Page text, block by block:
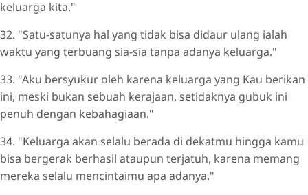
keluarga kita."
32. "Satu-satunya hal yang tidak bisa didaur ulang ialah
waktu yang terbuang sia-sia tanpa adanya keluarga."
33. "Aku bersyukur oleh karena keluarga yang Kau berikan
ini, meski bukan sebuah kerajaan, setidaknya gubuk ini
penuh dengan kebahagiaan."
34. "Keluarga akan selalu berada di dekatmu hingga kamu
bisa bergerak berhasil ataupun terjatuh, karena memang
mereka selalu mencintaimu apa adanya."